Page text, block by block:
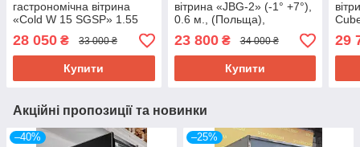
гастрономічна вітрина
«Cold W 15 SGSP» 1.55
м., (Польща), (+2° +6°),
викладка 73 см., Б/у
28 050 ₴ 33 000 ₴
Купити
вітрина «JBG-2» (-1° +7°),
0.6 м., (Польща),
відкритого типу, Б/у
23 800₴ 34 000 ₴
Купити
см.,
29
Акційні пропозиції та новинки
–40% –25%